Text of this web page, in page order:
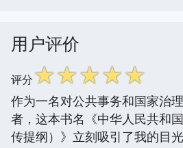
用户评价
评分☆☆☆☆☆
作为一名对公共事务和国家治
者，这本书名《中华人民共和
传提纲）》立刻吸引了我的目